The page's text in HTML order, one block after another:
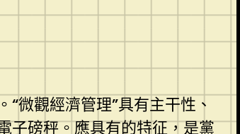
“微觀經濟管理”具有主干性、
子磅秤。應具有的特征，是黨